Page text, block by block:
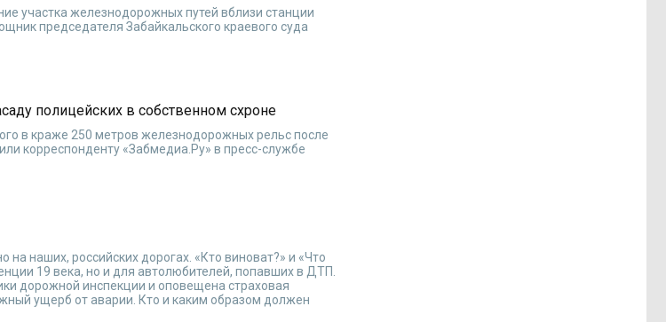
участка железнодорожных путей вблизи станции
председателя Забайкальского краевого суда
полицейских в собственном схроне
в краже 250 метров железнодорожных рельс после
корреспонденту «Забмедиа.Ру» в пресс-службе
на наших, российских дорогах. «Кто виноват?» и «Что
19 века, но и для автолюбителей, попавших в ДТП.
дорожной инспекции и оповещена страховая
ущерб от аварии. Кто и каким образом должен